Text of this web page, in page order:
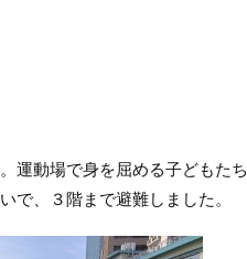
動場で身を屈める子どもた
で、３階まで避難しました。